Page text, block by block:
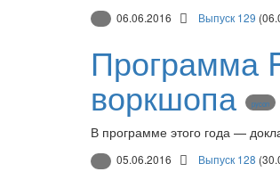
06.06.2016 Выпуск 129
Программа
воркшопа pycon
В программе этого года —
05.06.2016 Выпуск 128